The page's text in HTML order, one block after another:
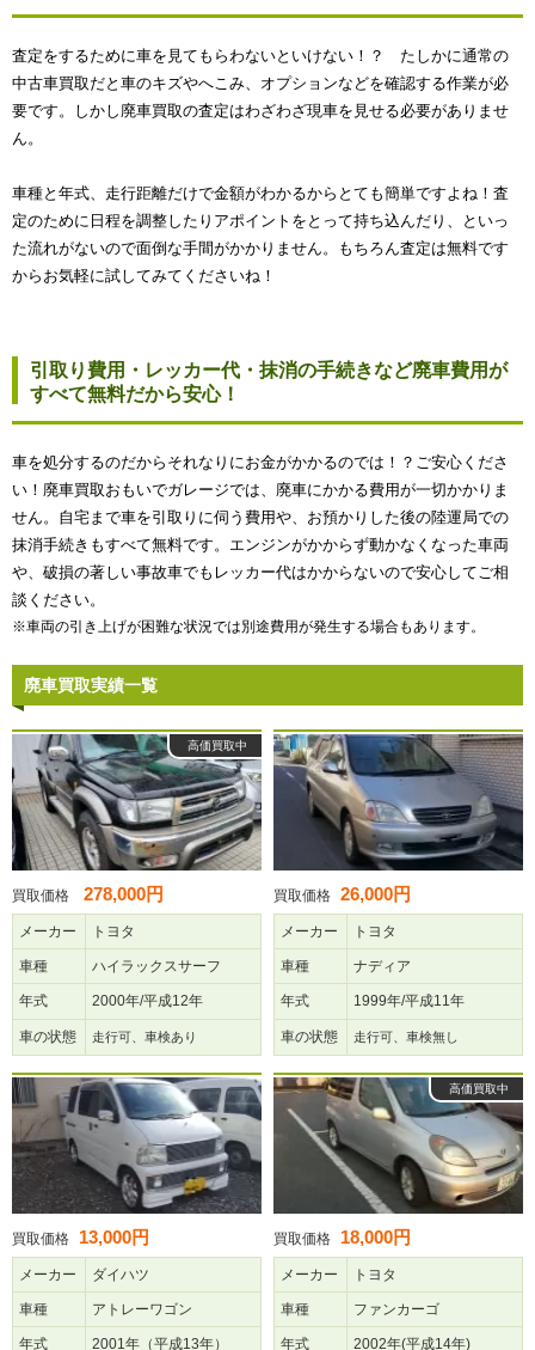
査定をするために車を見てもらわないといけない！？ たしかに通常の
中古車買取だと車のキズやへこみ、オプションなどを確認する作業が必
要です。しかし廃車買取の査定はわざわざ現車を見せる必要がありませ
ん。
車種と年式、走行距離だけで金額がわかるからとても簡単ですよね！査
定のために日程を調整したりアポイントをとって持ち込んだり、といっ
た流れがないので面倒な手間がかかりません。もちろん査定は無料です
からお気軽に試してみてくださいね！
引取り費用・レッカー代・抹消の手続きなど廃車費用が
すべて無料だから安心！
車を処分するのだからそれなりにお金がかかるのでは！？ご安心くださ
い！廃車買取おもいでガレージでは、廃車にかかる費用が一切かかりま
せん。自宅まで車を引取りに伺う費用や、お預かりした後の陸運局での
抹消手続きもすべて無料です。エンジンがかからず動かなくなった車両
や、破損の著しい事故車でもレッカー代はかからないので安心してご相
談ください。
※車両の引き上げが困難な状況では別途費用が発生する場合もあります。
廃車買取実績一覧
高価買取中
買取価格 278,000円
メーカー トヨタ
車種 ハイラックスサーフ
年式 2000年/平成12年
車の状態 走行可、車検あり
買取価格 26,000円
メーカー トヨタ
車種 ナディア
年式 1999年/平成11年
車の状態 走行可、車検無し
買取価格 13,000円
メーカー ダイハツ
車種 アトレーワゴン
年式 2001年（平成13年）
高価買取中
買取価格 18,000円
メーカー トヨタ
車種 ファンカーゴ
年式 2002年(平成14年)